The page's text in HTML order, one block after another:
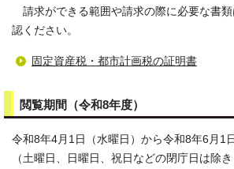
請求ができる範囲や請求の際に必要な書
認ください。
固定資産税・都市計画税の証明書
閲覧期間（令和8年度）
令和8年4月1日（水曜日）から令和8年6月1
（土曜日、日曜日、祝日などの閉庁日は除き